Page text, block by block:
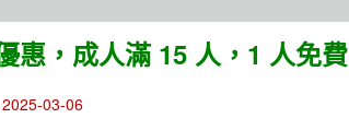
惠，成人滿 15 人，1 人免費
03-06